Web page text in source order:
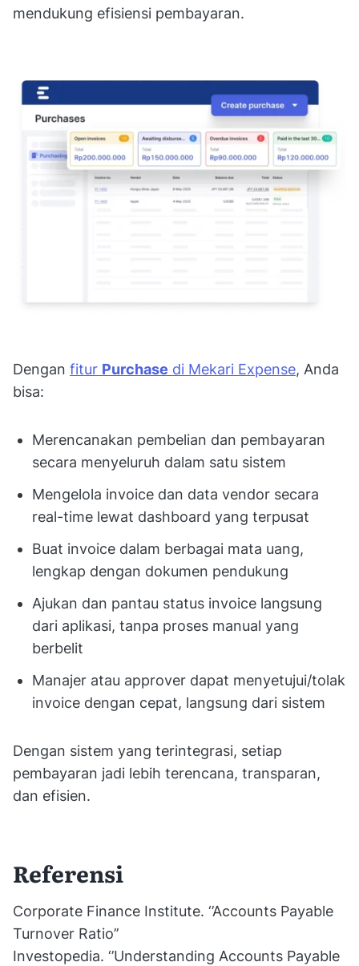
mendukung efisiensi pembayaran.
Dengan fitur Purchase di Mekari Expense, Anda
bisa:
Merencanakan pembelian dan pembayaran
secara menyeluruh dalam satu sistem
Mengelola invoice dan data vendor secara
real-time lewat dashboard yang terpusat
Buat invoice dalam berbagai mata uang,
lengkap dengan dokumen pendukung
Ajukan dan pantau status invoice langsung
dari aplikasi, tanpa proses manual yang
berbelit
Manajer atau approver dapat menyetujui/tolak
invoice dengan cepat, langsung dari sistem
Dengan sistem yang terintegrasi, setiap
pembayaran jadi lebih terencana, transparan,
dan efisien.
Referensi
Corporate Finance Institute. ‘’Accounts Payable
Turnover Ratio’’
Investopedia. ‘’Understanding Accounts Payable